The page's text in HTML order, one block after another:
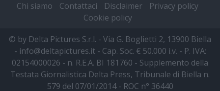
Chi siamo Contattaci Disclaimer
Privacy policy
Cookie policy
© by Delta Pictures S.r.l. - Via G. Boglietti 2, 13900 Biella
- info@deltapictures.it - Cap. Soc. € 50.000 i.v. - P. IVA:
02154000026 - n. R.E.A. BI 181760 - Supplemento della
Testata Giornalistica Delta Press, Tribunale di Biella n.
579 del 07/01/2014 - ROC n° 36440